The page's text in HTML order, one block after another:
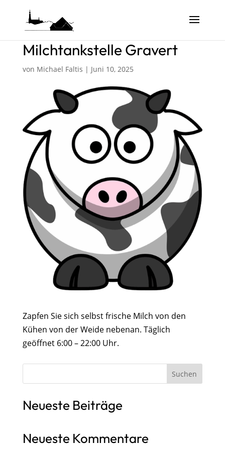
Milchtankstelle Gravert
von Michael Faltis | Juni 10, 2025
Zapfen Sie sich selbst frische Milch von den
Kühen von der Weide nebenan. Täglich
geöffnet 6:00 – 22:00 Uhr.
Suchen
Neueste Beiträge
Neueste Kommentare